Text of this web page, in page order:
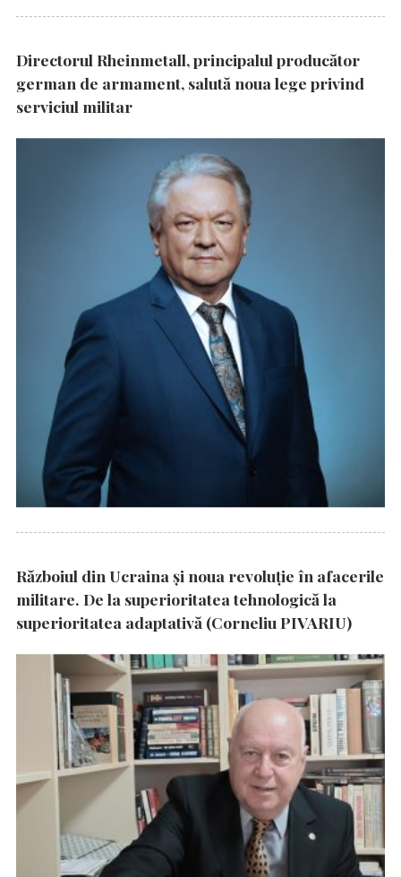
Directorul Rheinmetall, principalul producător
german de armament, salută noua lege privind
serviciul militar
Războiul din Ucraina și noua revoluție în afacerile
militare. De la superioritatea tehnologică la
superioritatea adaptativă (Corneliu PIVARIU)